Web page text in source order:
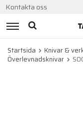
Kontakta oss
Startsida Knivar &
Överlevnadsknivar